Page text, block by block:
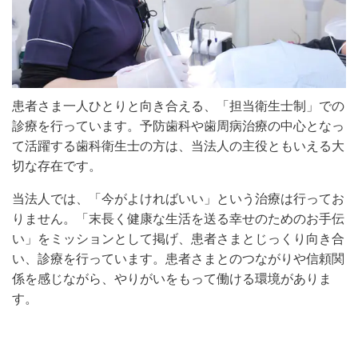
患者さま一人ひとりと向き合える、「担当衛生士制」での
診療を行っています。 予防歯科や歯周病治療の中心となっ
て活躍する歯科衛生士の方は、当法人の主役ともいえる大
切な存在です。
当法人では、「今がよければいい」という治療は行ってお
りません。「末長く健康な生活を送る幸せのためのお手伝
い」をミッションとして掲げ、患者さまとじっくり向き合
い、診療を行っています。 患者さまとのつながりや信頼関
係を感じながら、やりがいをもって働ける環境がありま
す。